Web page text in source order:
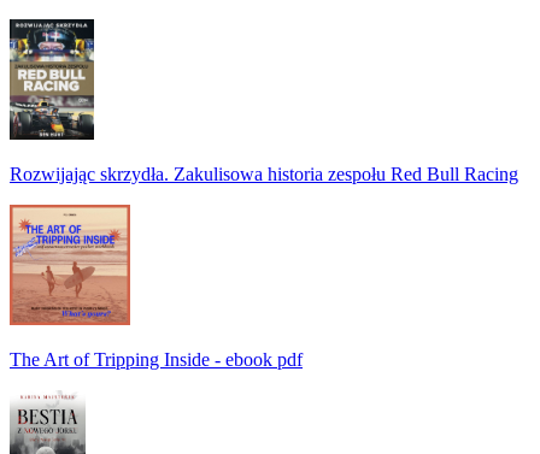
Rozwijając skrzydła. Zakulisowa historia zespołu Red Bull Racing
The Art of Tripping Inside - ebook pdf